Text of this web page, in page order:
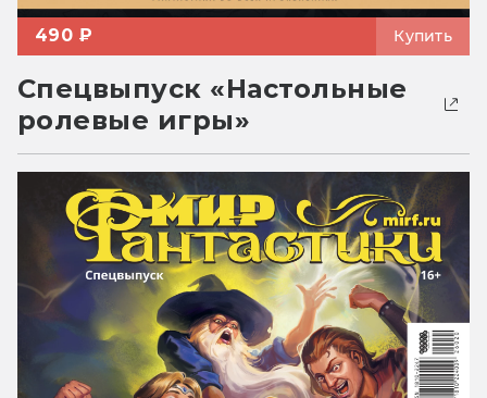
490 ₽ Купить
Спецвыпуск «Настольные
ролевые игры»